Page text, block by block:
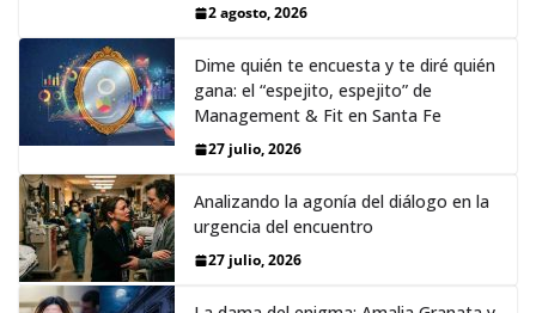
2 agosto, 2026
Dime quién te encuesta y te diré quién
gana: el “espejito, espejito” de
Management & Fit en Santa Fe
27 julio, 2026
Analizando la agonía del diálogo en la
urgencia del encuentro
27 julio, 2026